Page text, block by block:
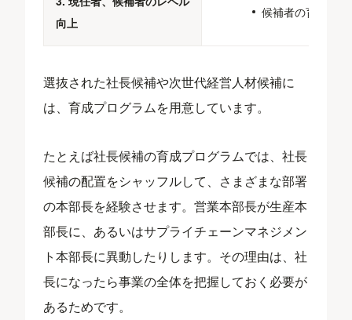
向上
候補者の育成​
選抜された社長候補や次世代経営人材候補に
は、育成プログラムを用意しています。
たとえば社長候補の育成プログラムでは、社長
候補の配置をシャッフルして、さまざまな部署
の本部長を経験させます。営業本部長が生産本
部長に、あるいはサプライチェーンマネジメン
ト本部長に異動したりします。その理由は、社
長になったら事業の全体を把握しておく必要が
あるためです。